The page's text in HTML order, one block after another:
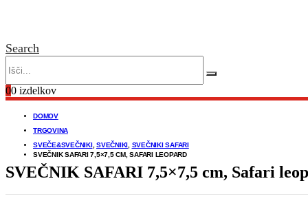
Search
00 izdelkov
DOMOV
TRGOVINA
SVEČE&SVEČNIKI, SVEČNIKI SVEČNIKI SAFARI
SVEČNIK SAFARI 7,5×7,5 CM, SAFARI LEOPARD
SVEČNIK SAFARI 7,5×7,5 cm, Safari